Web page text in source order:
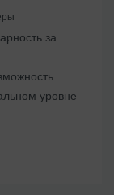
за
уровне